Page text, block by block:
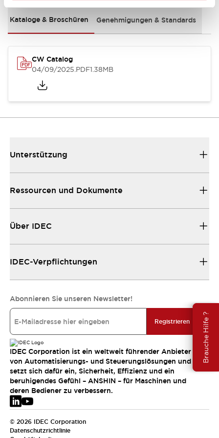
Brauche Hilfe ?
Kataloge & Broschüren Genehmigungen & Standards
CW Catalog
04/09/2025.PDF1.38MB
Unterstützung
Ressourcen und Dokumente
Über IDEC
IDEC-Verpflichtungen
Abonnieren Sie unseren Newsletter!
Registrieren
IDEC Corporation ist ein weltweit führender Anbieter
von Automatisierungs- und Steuerungslösungen und
setzt sich dafür ein, Sicherheit, Effizienz und ein
beruhigendes Gefühl – ANSHIN – für Maschinen und
deren Bediener zu verbessern.
© 2026 IDEC Corporation
Datenschutzrichtlinie